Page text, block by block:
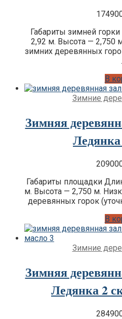
Габариты зимней
2,92 м. Высота — 2,750
зимних деревянных
В
Зимние
Зимняя
Габариты площадки
м. Высота — 2,750 м.
деревянных горок
В
Зимние
Зимняя
Ледянка 2